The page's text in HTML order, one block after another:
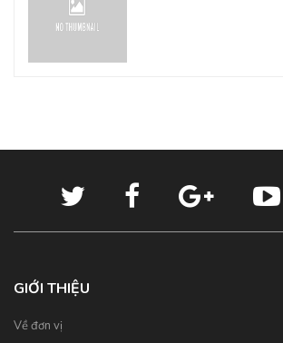
GIỚI THIỆU
Về đơn vị